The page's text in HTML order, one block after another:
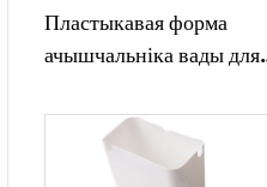
Пластыкавая форма
ачышчальніка вады для